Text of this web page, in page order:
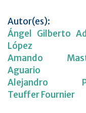
Autor(es):
Ángel Gilberto
López
Amando
Aguario
Alejandro
Teuffer Fournier